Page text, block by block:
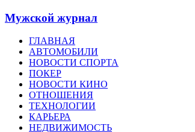
Мужской журнал
ГЛАВНАЯ
АВТОМОБИЛИ
НОВОСТИ СПОРТА
ПОКЕР
НОВОСТИ КИНО
ОТНОШЕНИЯ
ТЕХНОЛОГИИ
КАРЬЕРА
НЕДВИЖИМОСТЬ